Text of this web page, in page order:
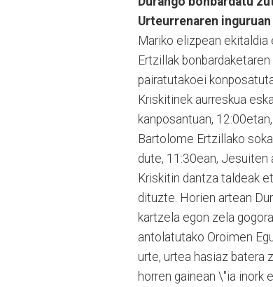
Urteurrenaren
Mariko elizpean
Ertzillak
pairatutakoei
Kriskitinek aurreskua
kanposantuan,
Bartolome Ertzillako
dute, 11:30ean, Jesuiten
Kriskitin dantza taldeak
dituzte. Horien artean
kartzela egon zela
antolatutako Oroimen
urte, urtea hasiaz batera
horren gainean \"ia inork